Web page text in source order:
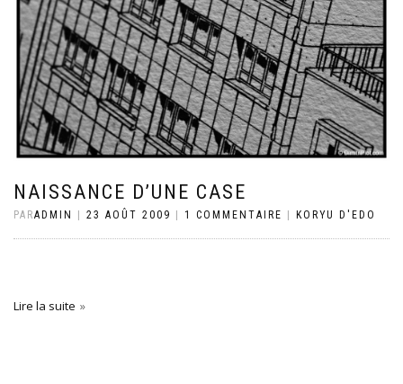
NAISSANCE D’UNE CASE
PARADMIN | 23 AOÛT 2009 | 1 COMMENTAIRE | KORYU D'EDO
Lire la suite